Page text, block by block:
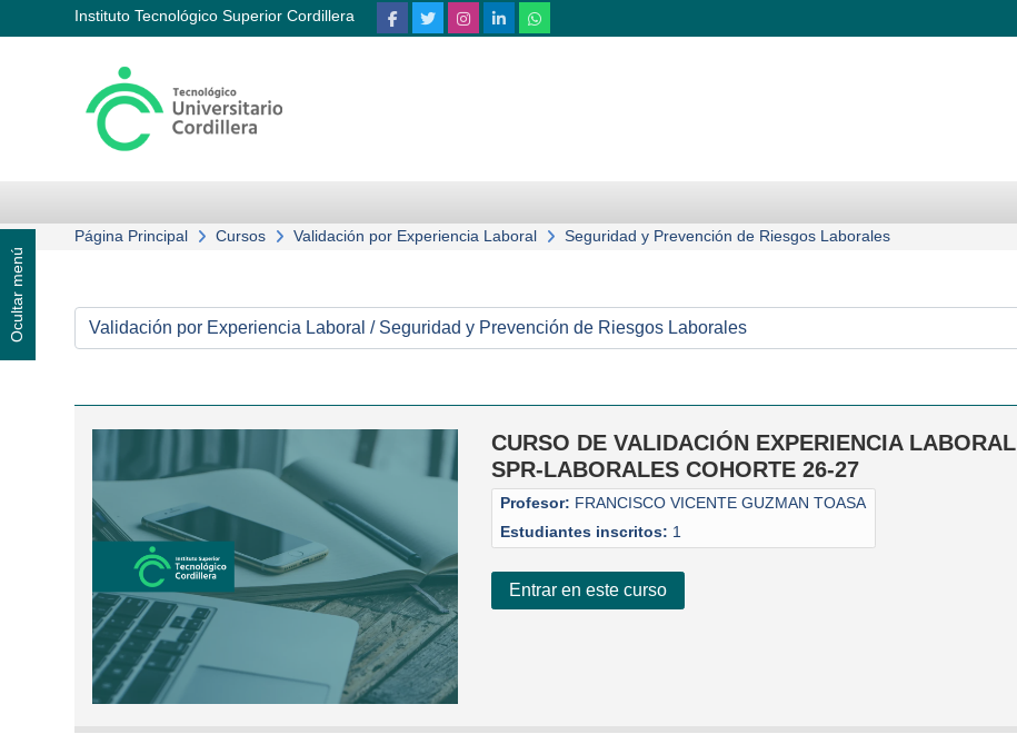
Saltar al contenido principal
Instituto Tecnológico Superior Cordillera
Página Principal Cursos Validación por Experiencia Laboral Seguridad y Prevención de Riesgos Laborales
Categorías de curso
CURSO DE VALIDACIÓN EXPERIENCIA LABORAL
SPR-LABORALES COHORTE 26-27
Profesor: FRANCISCO VICENTE GUZMAN TOASA
Estudiantes inscritos: 1
Entrar en este curso
Ocultar menú